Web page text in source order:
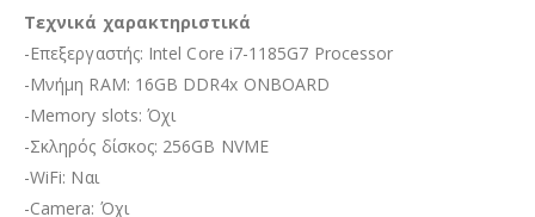
Τεχνικά χαρακτηριστικά
-Επεξεργαστής: Intel Core i7-1185G7 Processor
-Μνήμη RAM: 16GB DDR4x ONBOARD
-Memory slots: Όχι
-Σκληρός δίσκος: 256GB NVME
-WiFi: Ναι
-Camera: Όχι